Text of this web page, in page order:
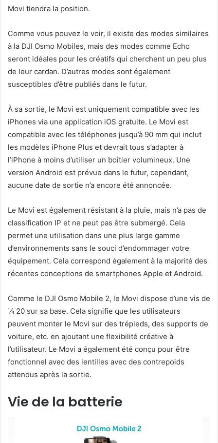
Movi tiendra la position.
Comme vous pouvez le voir, il existe des modes similaires
à la DJI Osmo Mobiles, mais des modes comme Echo
seront idéales pour les créatifs qui cherchent un peu plus
de leur cardan. D’autres modes sont également
susceptibles d’être publiés dans le futur.
À sa sortie, le Movi est uniquement compatible avec les
iPhones via une application iOS gratuite. Le Movi est
compatible avec les téléphones jusqu’à 90 mm qui inclut
les modèles iPhone Plus et devrait tous s’adapter à
l’iPhone à moins d’utiliser un boîtier volumineux. Une
version Android est prévue dans le futur, cependant,
aucune date de sortie n’a encore été annoncée.
Le Movi est également résistant à la pluie, mais n’a pas de
classification IP et ne peut pas être submergé. Cela
permet une utilisation dans une plus large gamme
d’environnements sans le souci d’endommager votre
équipement. Cela correspond également à la majorité des
récentes conceptions de smartphones Apple et Android.
Comme le DJI Osmo Mobile 2, le Movi dispose d’une vis de
¼ 20 sur sa base. Cela signifie que les utilisateurs
peuvent monter le Movi sur des trépieds, des supports de
voiture, etc. en ajoutant une flexibilité créative à
l’utilisateur. Le Movi a également été conçu pour être
fonctionnel avec des lentilles avec des contrepoids
attendus après la sortie.
Vie de la batterie